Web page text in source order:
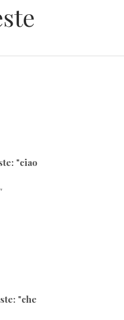
"ciao
"che